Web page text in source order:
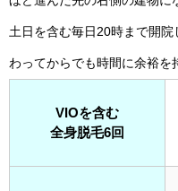
土日を含む毎日20時まで開
わってからでも時間に余裕を
VIOを含む
全身脱毛6回